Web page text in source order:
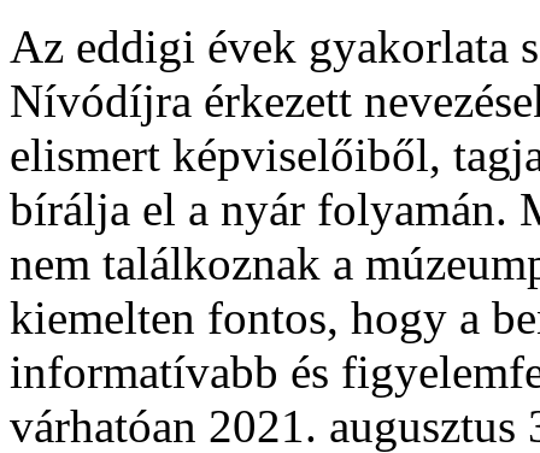
Az eddigi évek gyakorlata
Nívódíjra érkezett
elismert képviselőiből,
bírálja el a nyár folyamán.
nem találkoznak a
kiemelten fontos, hogy a
informatívabb és
várhatóan 2021.